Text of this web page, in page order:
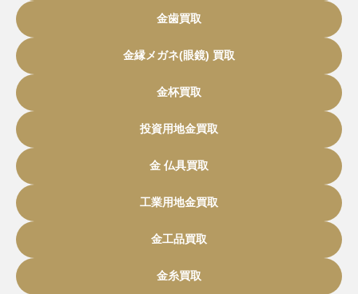
金歯買取
金縁メガネ(眼鏡) 買取
金杯買取
投資用地金買取
金 仏具買取
工業用地金買取
金工品買取
金糸買取